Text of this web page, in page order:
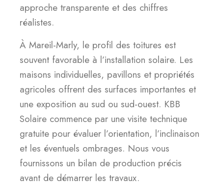
approche transparente et des chiffres
réalistes.
À Mareil-Marly, le profil des toitures est
souvent favorable à l’installation solaire. Les
maisons individuelles, pavillons et propriétés
agricoles offrent des surfaces importantes et
une exposition au sud ou sud-ouest. KBB
Solaire commence par une visite technique
gratuite pour évaluer l’orientation, l’inclinaison
et les éventuels ombrages. Nous vous
fournissons un bilan de production précis
avant de démarrer les travaux.